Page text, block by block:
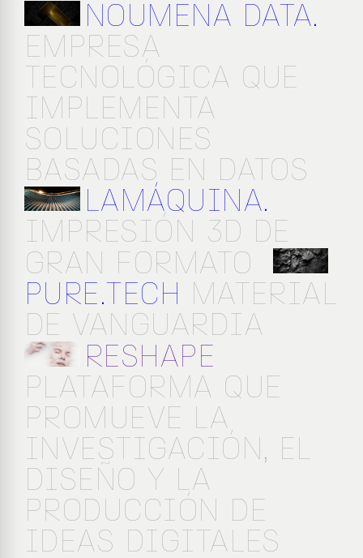
NOUMENA DATA.
EMPRESA
TECNOLÓGICA QUE
IMPLEMENTA
SOLUCIONES
BASADAS EN DATOS
LAMÁQUINA.
IMPRESIÓN 3D DE
GRAN FORMATO
PURE.TECH MATERIAL
DE VANGUARDIA
RESHAPE
PLATAFORMA QUE
PROMUEVE LA
INVESTIGACIÓN, EL
DISEÑO Y LA
PRODUCCIÓN DE
IDEAS DIGITALES